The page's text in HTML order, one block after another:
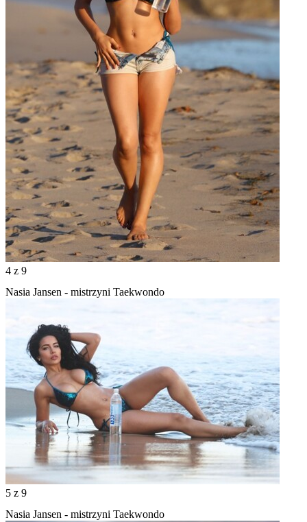
4 z 9
Nasia Jansen - mistrzyni Taekwondo
5 z 9
Nasia Jansen - mistrzyni Taekwondo